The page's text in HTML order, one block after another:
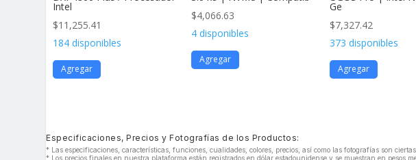
Intel
$11,255.41
184 disponibles
Agregar
$4,066.63
4 disponibles
Agregar
Ge
$7,327.42
373 disponibles
Agregar
Especificaciones, Precios y Fotografías de los Productos:
* Las especificaciones, características, funciones, cualidades, colores, precios, así como las fotografías son
* Los precios finales en nuestra plataforma están registrados en dólar estadounidense y se muestran en pesos